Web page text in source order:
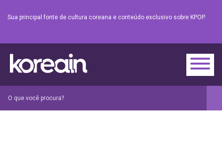
Sua principal fonte de cultura coreana e conteúdo exclusivo sobre KPOP.